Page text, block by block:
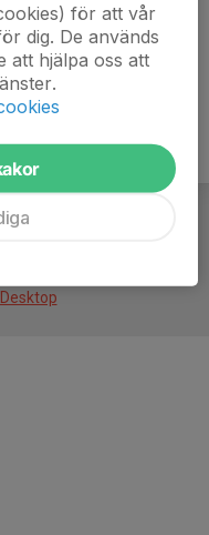
Desktop
för att vår
dig. De används
att hjälpa oss att